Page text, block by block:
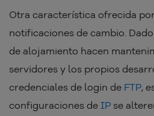
Otra característica ofrecida
notificaciones de cambio.
de alojamiento hacen
servidores y los propios
credenciales de login de FTP,
configuraciones de IP se